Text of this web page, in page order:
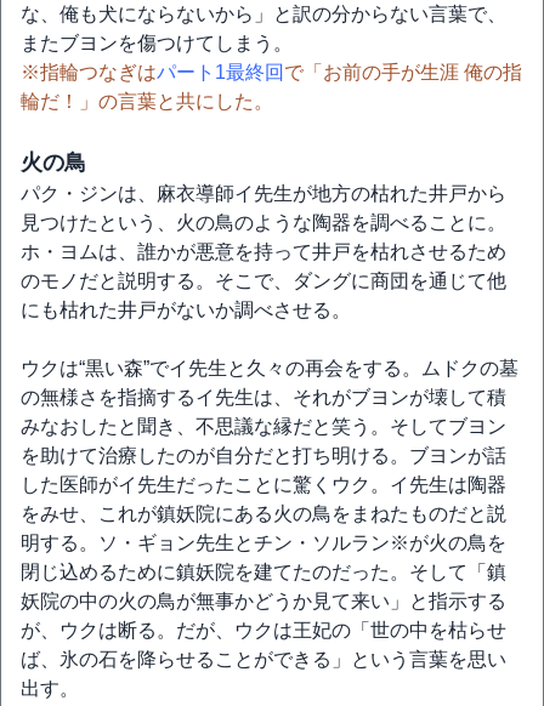
な、俺も犬にならないから」と訳の分からない言葉で、
またブヨンを傷つけてしまう。
※指輪つなぎはパート1最終回 で「お前の手が生涯 俺の指
輪だ！」の言葉と共にした。
火の鳥
パク・ジンは、麻衣導師イ先生が地方の枯れた井戸から
見つけたという、火の鳥のような陶器を調べることに。
ホ・ヨムは、誰かが悪意を持って井戸を枯れさせるため
のモノだと説明する。そこで、ダングに商団を通じて他
にも枯れた井戸がないか調べさせる。
ウクは“黒い森”でイ先生と久々の再会をする。ムドクの墓
の無様さを指摘するイ先生は、それがブヨンが壊して積
みなおしたと聞き、不思議な縁だと笑う。そしてブヨン
を助けて治療したのが自分だと打ち明ける。ブヨンが話
した医師がイ先生だったことに驚くウク。イ先生は陶器
をみせ、これが鎮妖院にある火の鳥をまねたものだと説
明する。ソ・ギョン先生とチン・ソルラン※が火の鳥を
閉じ込めるために鎮妖院を建てたのだった。そして「鎮
妖院の中の火の鳥が無事かどうか見て来い」と指示する
が、ウクは断る。だが、ウクは王妃の「世の中を枯らせ
ば、氷の石を降らせることができる」という言葉を思い
出す。